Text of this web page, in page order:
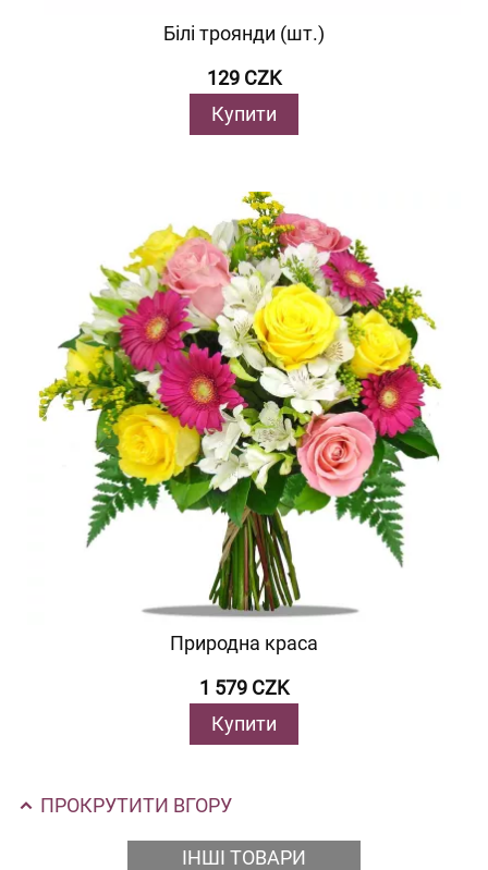
Білі троянди (шт.)
129 CZK
Купити
Природна краса
1 579 CZK
Купити
ПРОКРУТИТИ ВГОРУ
ІНШІ ТОВАРИ